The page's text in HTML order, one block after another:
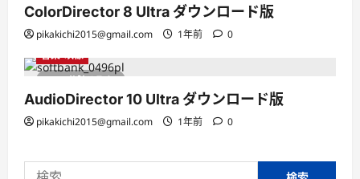
ColorDirector 8 Ultra ダウンロード版
pikakichi2015@gmail.com 1年前 0
1 分読み取り
音楽・映像
AudioDirector 10 Ultra ダウンロード版
pikakichi2015@gmail.com 1年前 0